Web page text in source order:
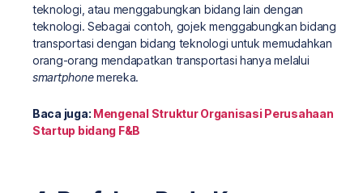
teknologi, atau menggabungkan bidang lain dengan
teknologi. Sebagai contoh, gojek menggabungkan bidang
transportasi dengan bidang teknologi untuk memudahkan
orang-orang mendapatkan transportasi hanya melalui
smartphonemereka.
Baca juga: Mengenal Struktur Organisasi Perusahaan
Startup bidang F&B